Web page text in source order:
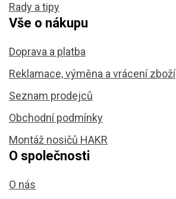
Rady a tipy
Vše o nákupu
Doprava a platba
Reklamace, výměna a vrácení zboží
Seznam prodejců
Obchodní podmínky
Montáž nosičů HAKR
O společnosti
O nás